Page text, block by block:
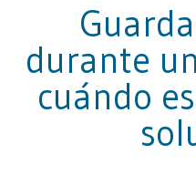
durante
cuándo